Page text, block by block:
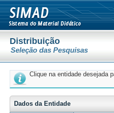
Distribuição
Seleção das Pesquisas
Clique na entidade desejada
Dados da Entidade